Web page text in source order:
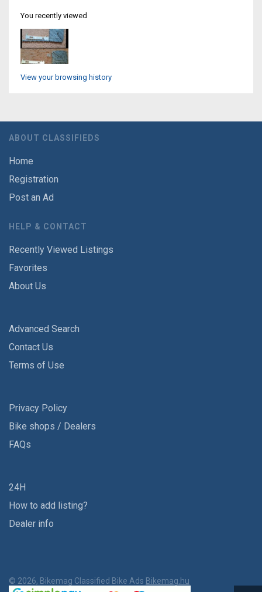
You recently viewed
View your browsing history
ABOUT CLASSIFIEDS
Home
Registration
Post an Ad
HELP & CONTACT
Recently Viewed Listings
Favorites
About Us
Advanced Search
Contact Us
Terms of Use
Privacy Policy
Bike shops / Dealers
FAQs
24H
How to add listing?
Dealer info
© 2026, Bikemag Classified Bike Ads Bikemag.hu